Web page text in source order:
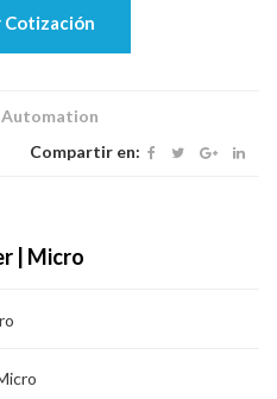
Cotización
Compartir en:
| Micro